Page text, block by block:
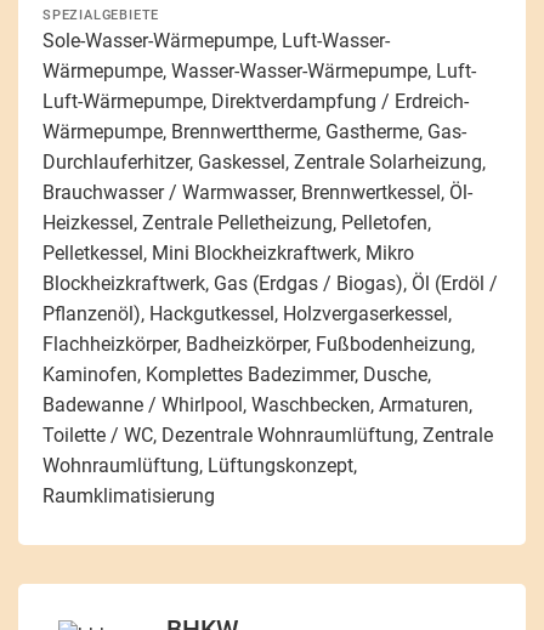
SPEZIALGEBIETE
Sole-Wasser-Wärmepumpe, Luft-Wasser-
Wärmepumpe, Wasser-Wasser-Wärmepumpe, Luft-
Luft-Wärmepumpe, Direktverdampfung / Erdreich-
Wärmepumpe, Brennwerttherme, Gastherme, Gas-
Durchlauferhitzer, Gaskessel, Zentrale Solarheizung,
Brauchwasser / Warmwasser, Brennwertkessel, Öl-
Heizkessel, Zentrale Pelletheizung, Pelletofen,
Pelletkessel, Mini Blockheizkraftwerk, Mikro
Blockheizkraftwerk, Gas (Erdgas / Biogas), Öl (Erdöl /
Pflanzenöl), Hackgutkessel, Holzvergaserkessel,
Flachheizkörper, Badheizkörper, Fußbodenheizung,
Kaminofen, Komplettes Badezimmer, Dusche,
Badewanne / Whirlpool, Waschbecken, Armaturen,
Toilette / WC, Dezentrale Wohnraumlüftung, Zentrale
Wohnraumlüftung, Lüftungskonzept,
Raumklimatisierung